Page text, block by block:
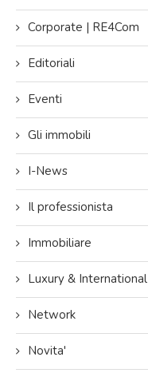
Corporate | RE4Com
Editoriali
Eventi
Gli immobili
I-News
Il professionista
Immobiliare
Luxury & International
Network
Novita'